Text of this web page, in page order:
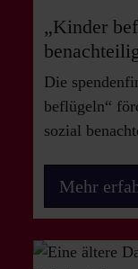
„Kinder
Die
beflügeln“
sozial
Mehr